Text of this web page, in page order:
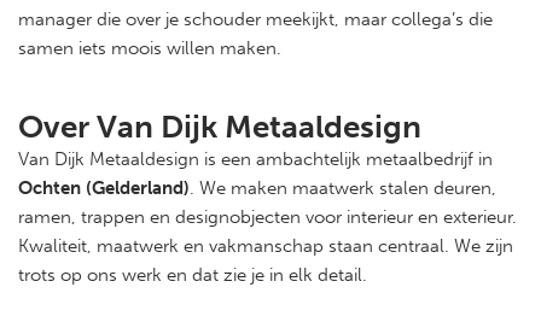
manager die over je schouder meekijkt, maar collega’s die
samen iets moois willen maken.
Over Van Dijk Metaaldesign
Van Dijk Metaaldesign is een ambachtelijk metaalbedrijf in
Ochten (Gelderland). We maken maatwerk stalen deuren,
ramen, trappen en designobjecten voor interieur en exterieur.
Kwaliteit, maatwerk en vakmanschap staan centraal. We zijn
trots op ons werk en dat zie je in elk detail.